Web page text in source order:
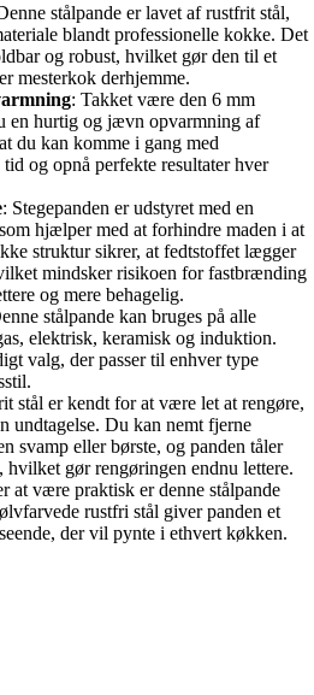
stålpande er lavet af rustfrit stål,
blandt professionelle kokke. Det
og robust, hvilket gør den til et
mesterkok derhjemme.
: Takket være den 6 mm
en hurtig og jævn opvarmning af
du kan komme i gang med
og opnå perfekte resultater hver
: Stegepanden er udstyret med en
hjælper med at forhindre maden i at
struktur sikrer, at fedtstoffet lægger
mindsker risikoen for fastbrænding
og mere behagelig.
stålpande kan bruges på alle
elektrisk, keramisk og induktion.
valg, der passer til enhver type
stål er kendt for at være let at rengøre,
undtagelse. Du kan nemt fjerne
svamp eller børste, og panden tåler
hvilket gør rengøringen endnu lettere.
at være praktisk er denne stålpande
rustfri stål giver panden et
der vil pynte i ethvert køkken.